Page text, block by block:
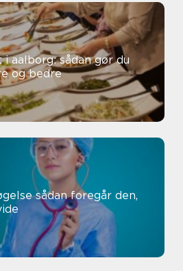
i aalborg: sådan gør du
og bedre
den,